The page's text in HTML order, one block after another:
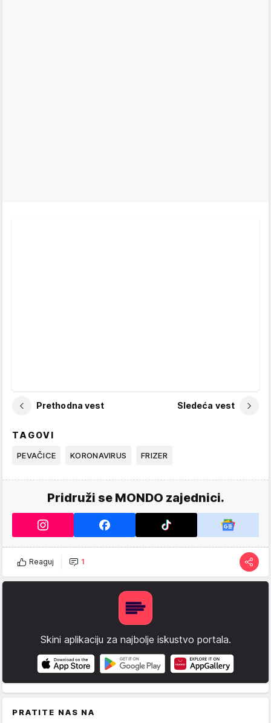
Prethodna vest Sledeća vest
TAGOVI
PEVAČICE KORONAVIRUS FRIZER
Pridruži se MONDO zajednici.
Reaguj 1
Skini aplikaciju za najbolje iskustvo portala.
PRATITE NAS NA